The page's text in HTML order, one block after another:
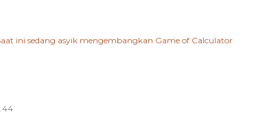
ini sedang asyik mengembangkan Game of Calculator